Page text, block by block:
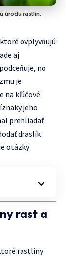
úrodu rastlín.
ovplyvňujú
aj
no
je
na kľúčové
jeho
prehliadať.
draslík
otázky
rast a
rastliny